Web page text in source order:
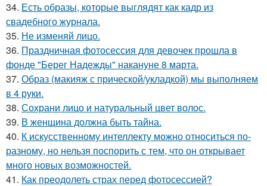
34. Есть образы, которые выглядят как кадр из
свадебного журнала.
35. Не изменяй лицо.
36. Праздничная фотосессия для девочек прошла в
фонде "Берег Надежды" накануне 8 марта.
37. Образ (макияж с прической/укладкой) мы выполняем
в 4 руки.
38. Сохрани лицо и натуральный цвет волос.
39. В женщина должна быть тайна.
40. К искусственному интеллекту можно относиться по-
разному, но нельзя поспорить с тем, что он открывает
много новых возможностей.
41. Как преодолеть страх перед фотосессией?